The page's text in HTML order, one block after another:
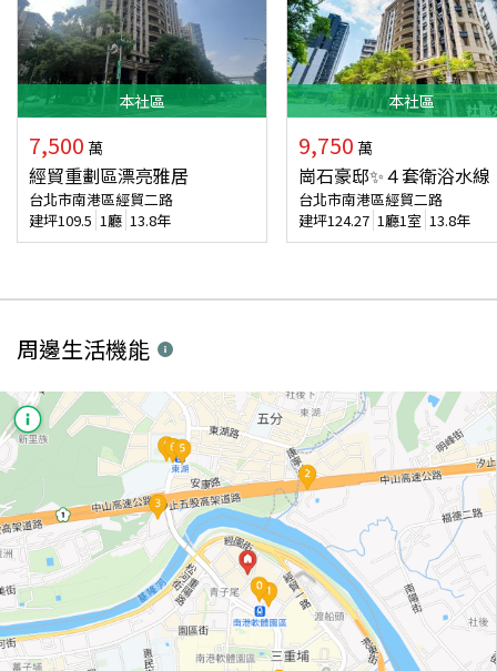
本社區
7,500 萬
經貿重劃區漂亮雅居
台北市南港區經貿二路
建坪109.5 1廳 13.8年
本社區
9,750 萬
崗石豪邸✨４套衛浴水線
台北市南港區經貿二路
建坪124.27 1廳1室 13.8年
周邊生活機能